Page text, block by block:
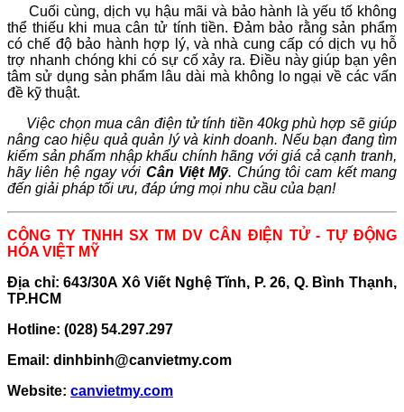
Cuối cùng, dịch vụ hậu mãi và bảo hành là yếu tố không
thể thiếu khi mua cân tử tính tiền. Đảm bảo rằng sản phẩm
có chế độ bảo hành hợp lý, và nhà cung cấp có dịch vụ hỗ
trợ nhanh chóng khi có sự cố xảy ra. Điều này giúp bạn yên
tâm sử dụng sản phẩm lâu dài mà không lo ngại về các vấn
đề kỹ thuật.
Việc chọn mua cân điện tử tính tiền 40kg phù hợp sẽ giúp
nâng cao hiệu quả quản lý và kinh doanh. Nếu bạn đang tìm
kiếm sản phẩm nhập khẩu chính hãng với giá cả cạnh tranh,
hãy liên hệ ngay với Cân Việt Mỹ. Chúng tôi cam kết mang
đến giải pháp tối ưu, đáp ứng mọi nhu cầu của bạn!
CÔNG TY TNHH SX TM DV CÂN ĐIỆN TỬ - TỰ ĐỘNG
HÓA VIỆT MỸ
Địa chỉ: 643/30A Xô Viết Nghệ Tĩnh, P. 26, Q. Bình Thạnh,
TP.HCM
Hotline: (028) 54.297.297
Email: dinhbinh@canvietmy.com
Website: canvietmy.com